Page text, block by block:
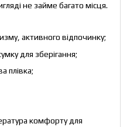
не займе багато місця.
активного відпочинку;
для зберігання;
плівка;
комфорту для